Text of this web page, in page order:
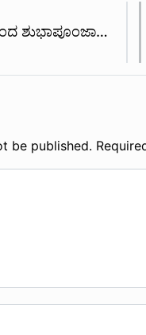
ಶುಭಾಪೂಂಜಾ…
be published.